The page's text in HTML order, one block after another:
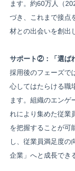
ます。約60万人（
づき、これまで接点
材との出会いを創出
サポート②：「選ば
採用後のフェーズで
心してはたらける職
ます。組織のエンゲ
れにより集めた従業
を把握することが可
し、従業員満足度の
企業」へと成長でき